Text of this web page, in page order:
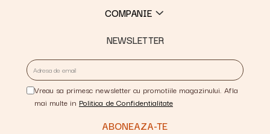
COMPANIE
NEWSLETTER
Vreau sa primesc newsletter cu promotiile magazinului. Afla
mai multe in Politica de Confidentialitate